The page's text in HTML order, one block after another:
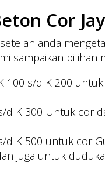
Cor
anda
sampaikan pilihan
100 s/d K 200
d K 300 Untuk cor
d K 500 untuk cor
juga untuk